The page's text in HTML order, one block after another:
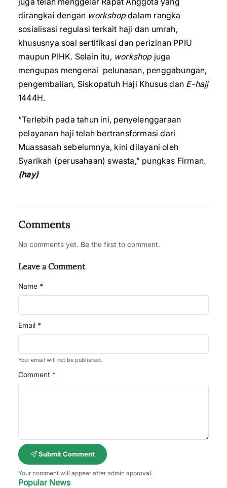
dirangkai dengan workshopdalam rangka
sosialisasi regulasi terkait haji dan umrah,
khususnya soal sertifikasi dan perizinan PPIU
maupun PIHK. Selain itu, workshop juga
mengupas mengenai pelunasan, penggabungan,
pengembalian, Siskopatuh Haji Khusus dan E-hajj
1444H.
“Terlebih pada tahun ini, penyelenggaraan
pelayanan haji telah bertransformasi dari
Muassasah sebelumnya, kini dilayani oleh
Syarikah (perusahaan) swasta,” pungkas Firman.
(hay)
Comments
No comments yet. Be the first to comment.
Leave a Comment
Name *
Email *
Your email will not be published.
Comment *
Submit Comment
Your comment will appear after admin approval.
Popular News